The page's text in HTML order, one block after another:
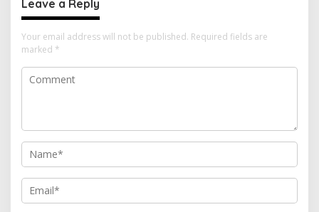
Leave a Reply
Your email address will not be published. Required fields are
marked *